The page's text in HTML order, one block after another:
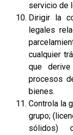
servicio de
Dirigir la
legales
cualquier
que
procesos
bienes.
Controla la
grupo;
sólidos)